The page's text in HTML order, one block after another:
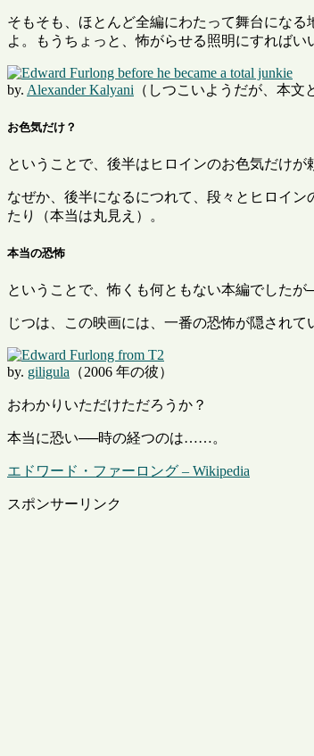
そもそも、ほとんど全編にわたって舞台にな
よ。もうちょっと、怖がらせる照明にすればい
by. Alexander Kalyani （しつこいようだが、本文
お色気だけ？
ということで、後半はヒロインのお色気だけが
なぜか、後半になるにつれて、段々とヒロイ
たり（本当は丸見え）。
本当の恐怖
ということで、怖くも何ともない本編でしたが
じつは、この映画には、一番の恐怖が隠されて
by. giligula （2006 年の彼）
おわかりいただけただろうか？
本当に恐い──時の経つのは……。
エドワード・ファーロング – Wikipedia
スポンサーリンク